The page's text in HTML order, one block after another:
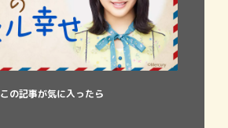
この記事が気に入ったら